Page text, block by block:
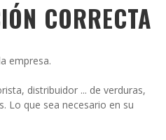
CORRECTA
empresa.
distribuidor ... de verduras,
Lo que sea necesario en su